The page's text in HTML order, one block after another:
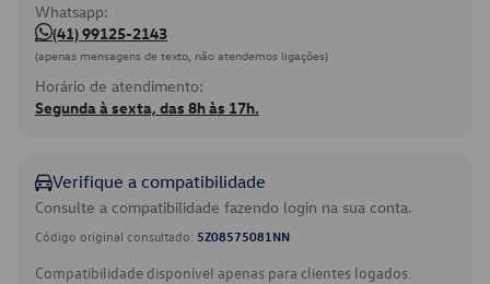
Whatsapp:
(41) 99125-2143
(apenas mensagens de texto, não atendemos ligações)
Horário de atendimento:
Segunda à sexta, das 8h às 17h.
Verifique a compatibilidade
Consulte a compatibilidade fazendo login na sua conta.
Código original consultado: 5Z08575081NN
Compatibilidade disponível apenas para clientes logados.